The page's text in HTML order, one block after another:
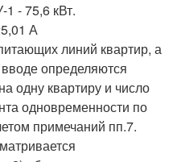
- 75,6 кВт.
А
линий квартир, а
определяются
одну квартиру и число
одновременности по
примечаний пп.7.